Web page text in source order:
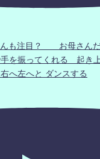
んも注目？ お母さん
を振ってくれる 起き
へ左へと ダンスする